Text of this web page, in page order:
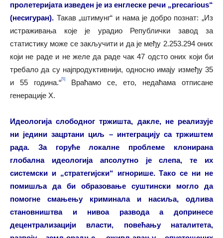
пролетеријата изведен је из енглеске речи „precarious“
(несигуран). Такав „штимунг“ и нама је добро познат: „Из
истраживања које је урадио Републички завод за
статистику може се закључити и да је међу 2.253.294 оних
који не раде и не желе да раде чак 47 одсто оних који би
требало да су најпродуктивнији, односно имају између 35
и 55 година.“[5]
Враћамо се, ето, недаћама отписане
генерације X.
Идеологија слободног тржишта, дакле, не реализује
ни једини зацртани циљ – интеграцију са тржиштем
рада. За горуће локалне проблеме клонирана
глобална идеологија апсолутно је слепа, те их
системски и „стратегијски“ игнорише. Тако се ни не
помишља да би образовање суштински могло да
помогне смањењу криминала и насиља, одлива
становништва и нивоа развода а допринесе
децентрализацији власти, повећању наталитета,